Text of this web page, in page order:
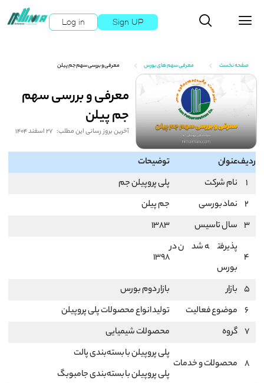
Log in Sign UP
صفحه نخست معرفی سهم های بورس معرفی و بررسی سهم جم پیلن
معرفی و بررسی سهم
جم پیلن
آخرین بروز رسانی این مطلب: 27 اسفند 1404
ردیفعنوان
توضیحات
1
نام شرکت
پلی پروپیلن جم
2 نماد بورسی
جم پیلن
3 سال تاسیس 1383
4
پذیرفته شدن در
بورس
1398
5 بازار
بازار دوم بورس
6 موضوع فعالیت
تولید انواع محصولات پلی پروپیلن
7 گروه محصولات شیمیایی
8 محصولات و خدمات
پلی پروپیلن با بسته‌بندی پالت
پلی پروپیلن با بسته‌بندی جامبوبگ